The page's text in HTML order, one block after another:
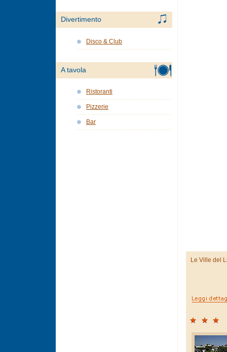
Le Ville del
Divertimento
Disco & Club
A tavola
Ristoranti
Pizzerie
Bar